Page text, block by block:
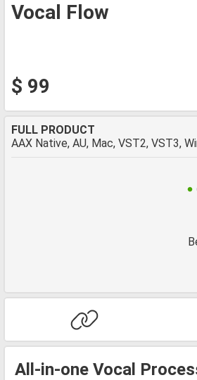
Vocal Flow
$ 99
FULL PRODUCT
AAX Native, AU, Mac, VST2, VST3,
All-in-one Vocal